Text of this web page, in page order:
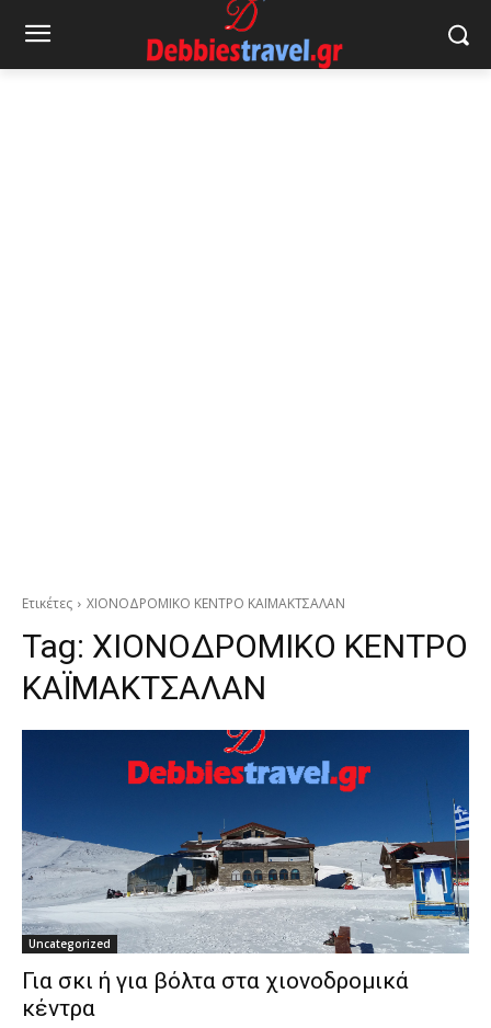
Ετικέτες ΧΙΟΝΟΔΡΟΜΙΚΟ ΚΕΝΤΡΟ ΚΑΪΜΑΚΤΣΑΛΑΝ
Tag: ΧΙΟΝΟΔΡΟΜΙΚΟ ΚΕΝΤΡΟ
ΚΑΪΜΑΚΤΣΑΛΑΝ
Uncategorized
Για σκι ή για βόλτα στα χιονοδρομικά
κέντρα